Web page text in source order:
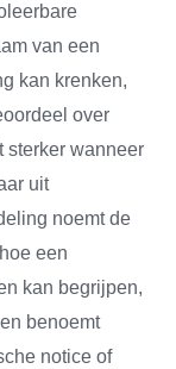
van een
kan krenken,
over
sterker wanneer
uit
noemt de
een
kan begrijpen,
benoemt
notice of